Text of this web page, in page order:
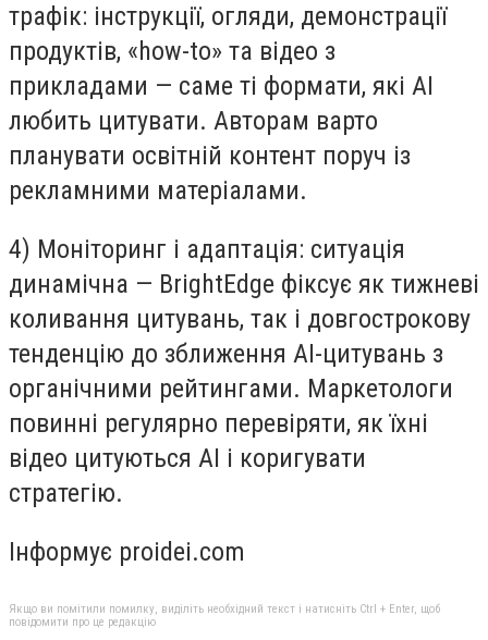
трафік: інструкції, огляди, демонстрації
продуктів, «how-to» та відео з
прикладами — саме ті формати, які AI
любить цитувати. Авторам варто
планувати освітній контент поруч із
рекламними матеріалами.
4) Моніторинг і адаптація: ситуація
динамічна — BrightEdge фіксує як тижневі
коливання цитувань, так і довгострокову
тенденцію до зближення AI-цитувань з
органічними рейтингами. Маркетологи
повинні регулярно перевіряти, як їхні
відео цитуються AI і коригувати
стратегію.
Інформує proidei.com
Якщо ви помітили помилку, виділіть необхідний текст і натисніть Ctrl + Enter, щоб
повідомити про це редакцію